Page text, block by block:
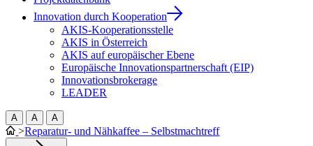
Innovation durch Kooperation
AKIS-Kooperationsstelle
AKIS in Österreich
AKIS auf europäischer Ebene
Europäische Innovationspartnerschaft (EIP)
Innovationsbrokerage
LEADER
A A A
>Reparatur- und Nähkaffee – Selbstmachtreff